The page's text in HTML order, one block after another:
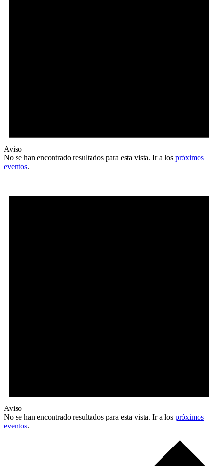
Aviso
No se han encontrado resultados para esta vista. Ir a los próximos
eventos.
Aviso
No se han encontrado resultados para esta vista. Ir a los próximos
eventos.